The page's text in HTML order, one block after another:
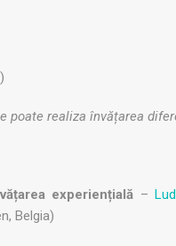
poate realiza învățarea
experiențială –
Belgia)